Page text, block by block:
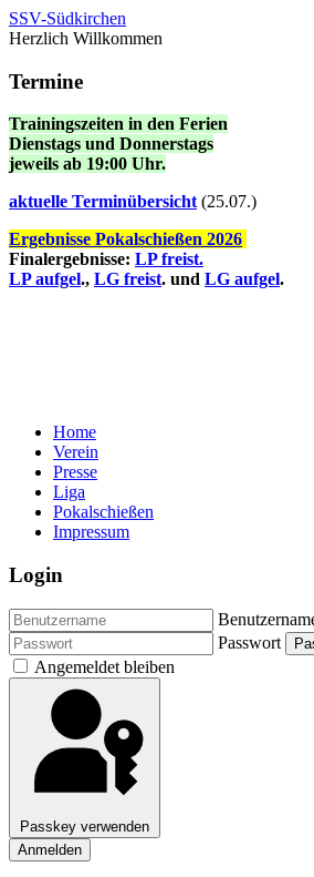
SSV-Südkirchen
Herzlich Willkommen
Termine
Trainingszeiten in den Ferien
Dienstags und Donnerstags
jeweils ab 19:00 Uhr.
aktuelle Terminübersicht(25.07.)
Ergebnisse Pokalschießen 2026
Finalergebnisse: LP freist.
LP aufgel., LG freist. und LG aufgel.
Home
Verein
Presse
Liga
Pokalschießen
Impressum
Login
Passwort
Angemeldet bleiben
Passkey verwenden
Anmelden